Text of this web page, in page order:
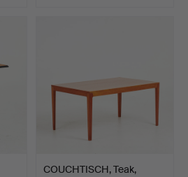
COUCHTISCH, Teak,